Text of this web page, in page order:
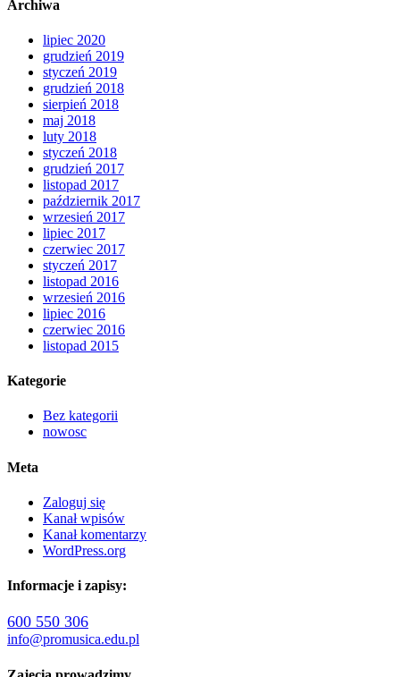
Archiwa
lipiec 2020
grudzień 2019
styczeń 2019
grudzień 2018
sierpień 2018
maj 2018
luty 2018
styczeń 2018
grudzień 2017
listopad 2017
październik 2017
wrzesień 2017
lipiec 2017
czerwiec 2017
styczeń 2017
listopad 2016
wrzesień 2016
lipiec 2016
czerwiec 2016
listopad 2015
Kategorie
Bez kategorii
nowosc
Meta
Zaloguj się
Kanał wpisów
Kanał komentarzy
WordPress.org
Informacje i zapisy:
600 550 306
info@promusica.edu.pl